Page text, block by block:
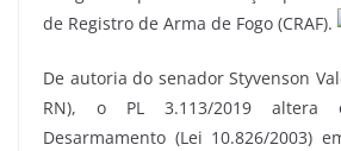
de Registro de Arma de Fogo (CRAF).
De autoria do senador Styvenson
RN), o PL 3.113/2019 altera
Desarmamento (Lei 10.826/2003)